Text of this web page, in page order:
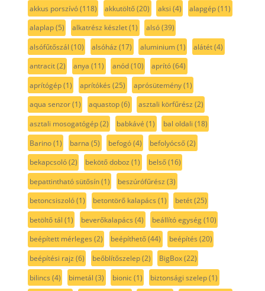
akkus porszívó(118) akkutöltő(20) aksi (4) alapgép(11)
alaplap(5) alkatrész készlet(1) alsó(39)
alsófűtőszál (10) alsóház (17) aluminium(1) alátét(4)
antracit(2) anya (11) anód(10) aprító(64)
aprítógép(1) aprítókés (25) aprósütemény(1)
aqua senzor(1) aquastop(6) asztali körfűrész (2)
asztali mosogatógép(2) babkávé (1) bal oldali (18)
Barino(1) barna (5) befogó(4) befolyócső(2)
bekapcsoló(2) bekötő doboz (1) belső(16)
bepattintható sütősín(1) beszúrófűrész (3)
betoncsiszoló(1) betontörő kalapács (1) betét(25)
betöltő tál (1) beverőkalapács (4) beállító egység(10)
beépített mérleges (2) beépíthető(44) beépítés (20)
beépítési rajz (6) beőblítőszelep(2) BigBox(22)
bilincs (4) bimetál (3) bionic(1) biztonsági szelep(1)